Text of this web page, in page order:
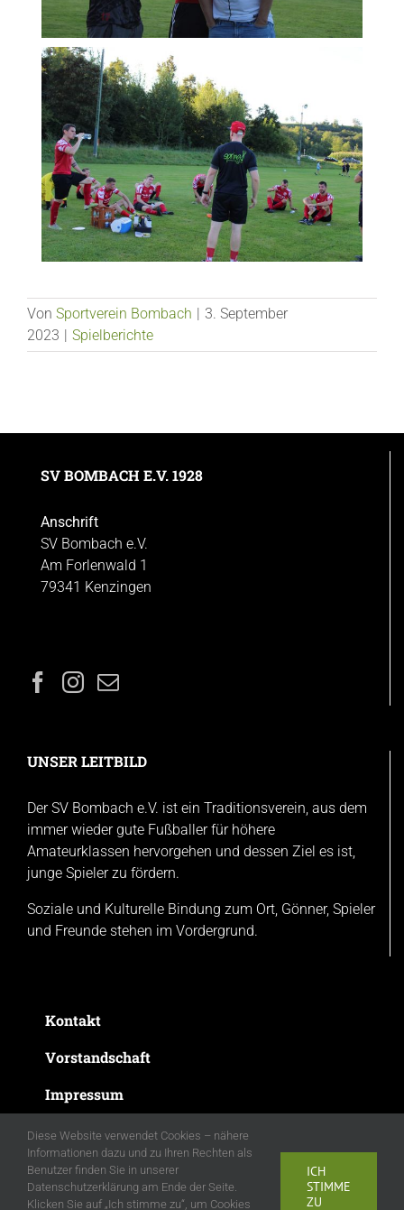
Von Sportverein Bombach | 3. September
2023 | Spielberichte
SV BOMBACH E.V. 1928
Anschrift
SV Bombach e.V.
Am Forlenwald 1
79341 Kenzingen
UNSER LEITBILD
Der SV Bombach e.V. ist ein Traditionsverein, aus dem
immer wieder gute Fußballer für höhere
Amateurklassen hervorgehen und dessen Ziel es ist,
junge Spieler zu fördern.
Soziale und Kulturelle Bindung zum Ort, Gönner, Spieler
und Freunde stehen im Vordergrund.
Kontakt
Vorstandschaft
Impressum
Datenschutzerklärung
Diese Website verwendet Cookies – nähere
Informationen dazu und zu Ihren Rechten als
Benutzer finden Sie in unserer
Datenschutzerklärung am Ende der Seite.
Klicken Sie auf „Ich stimme zu“, um Cookies
ICH
STIMME
ZU